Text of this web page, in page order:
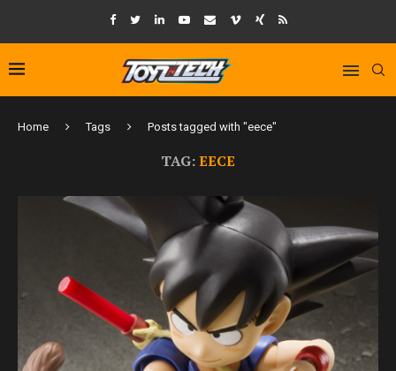
Home Tags Posts tagged with "eece"
TAG:EECE